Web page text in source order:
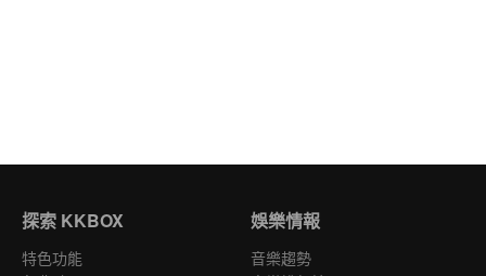
探索 KKBOX
特色功能
娛樂情報
音樂趨勢